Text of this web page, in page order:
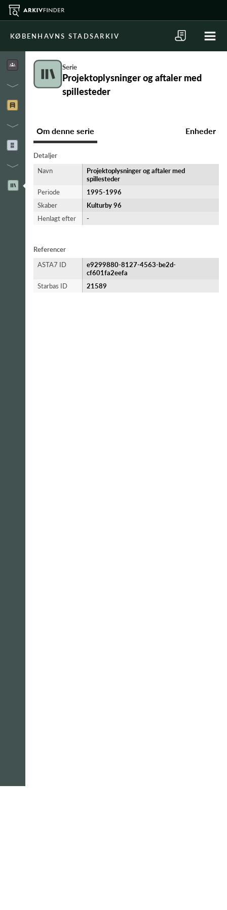
KØBENHAVNS STADSARKIV
Serie
Projektoplysninger og aftaler med
spillesteder
Om denne serie Enheder
Detaljer
Navn
Projektoplysninger og aftaler med
spillesteder
Periode
1995-​1996
Skaber
Kulturby 96
Henlagt efter
-
Referencer
ASTA7 ID
e9299880-8127-4563-be2d-
cf601fa2eefa
Starbas ID
21589